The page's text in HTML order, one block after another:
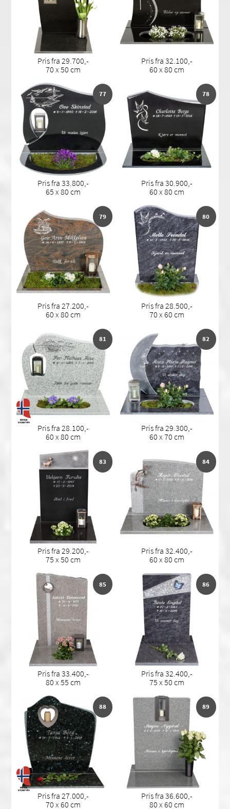
Pris fra 29.700,-
70 x 50 cm
Pris fra 32.100,-
60 x 80 cm
77
Pris fra 33.800,-
65 x 80 cm
78
Pris fra 30.900,-
60 x 80 cm
79
Pris fra 27.200,-
60 x 80 cm
80
Pris fra 28.500,-
70 x 60 cm
81
Pris fra 28.100,-
60 x 80 cm
82
Pris fra 29.300,-
60 x 70 cm
83
Pris fra 29.200,-
75 x 50 cm
84
Pris fra 32.400,-
60 x 80 cm
85
Pris fra 33.400,-
80 x 55 cm
86
Pris fra 32.400,-
75 x 50 cm
88
Pris fra 27.000,-
70 x 60 cm
89
Pris fra 36.600,-
80 x 60 cm